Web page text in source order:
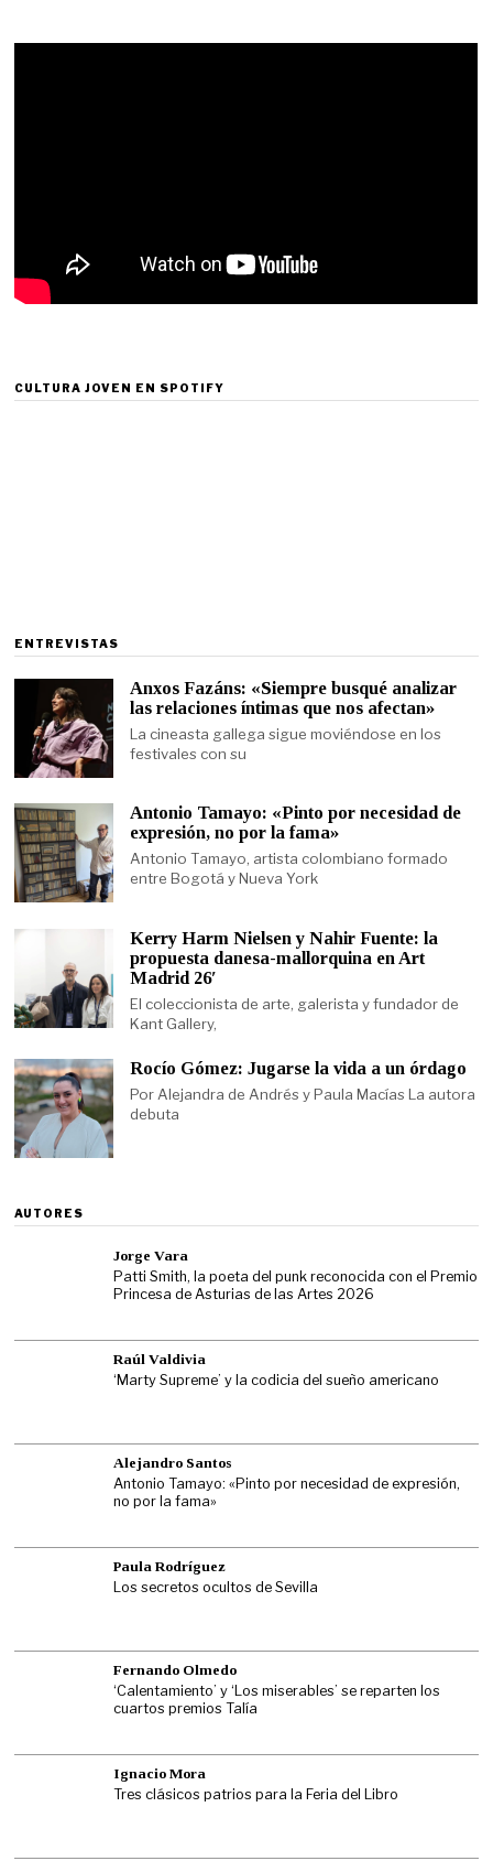
CULTURA JOVEN EN SPOTIFY
ENTREVISTAS
Anxos Fazáns: «Siempre busqué analizar
las relaciones íntimas que nos afectan»
La cineasta gallega sigue moviéndose en los
festivales con su
Antonio Tamayo: «Pinto por necesidad de
expresión, no por la fama»
Antonio Tamayo, artista colombiano formado
entre Bogotá y Nueva York
Kerry Harm Nielsen y Nahir Fuente: la
propuesta danesa-mallorquina en Art
Madrid 26′
El coleccionista de arte, galerista y fundador de
Kant Gallery,
Rocío Gómez: Jugarse la vida a un órdago
Por Alejandra de Andrés y Paula Macías La autora
debuta
AUTORES
Jorge Vara
Patti Smith, la poeta del punk reconocida con el Premio
Princesa de Asturias de las Artes 2026
Raúl Valdivia
‘Marty Supreme’ y la codicia del sueño americano
Alejandro Santos
Antonio Tamayo: «Pinto por necesidad de expresión,
no por la fama»
Paula Rodríguez
Los secretos ocultos de Sevilla
Fernando Olmedo
‘Calentamiento’ y ‘Los miserables’ se reparten los
cuartos premios Talía
Ignacio Mora
Tres clásicos patrios para la Feria del Libro